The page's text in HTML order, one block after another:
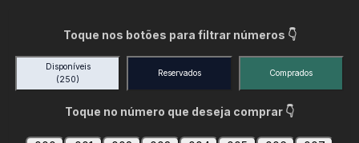
Toque nos botões para filtrar números 👇
Disponíveis
(250)
Reservados Comprados
Toque no número que deseja comprar 👇